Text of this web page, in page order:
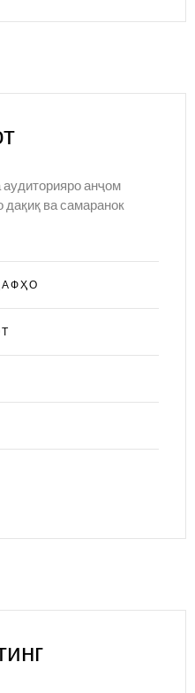
анҷом
ва самаранок